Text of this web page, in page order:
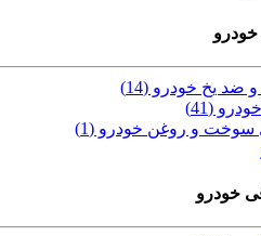
خودرو
ضد یخ خودرو (14)
(41)
و روغن خودرو (1)
خودرو